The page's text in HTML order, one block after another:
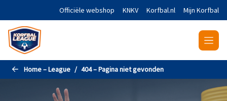
Naar de hoofdinhoud gaanOfficiële webshop KNKV Korfbal.nl Mijn Korfbal
Home – League 404 – Pagina niet gevonden